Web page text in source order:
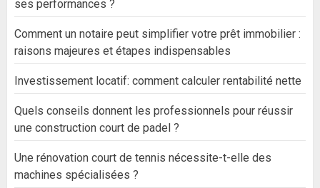
ses performances ?
Comment un notaire peut simplifier votre prêt immobilier :
raisons majeures et étapes indispensables
Investissement locatif: comment calculer rentabilité nette
Quels conseils donnent les professionnels pour réussir
une construction court de padel ?
Une rénovation court de tennis nécessite-t-elle des
machines spécialisées ?